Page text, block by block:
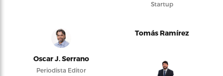
Startup
Oscar J. Serrano
Periodista Editor
Tomás Ramírez